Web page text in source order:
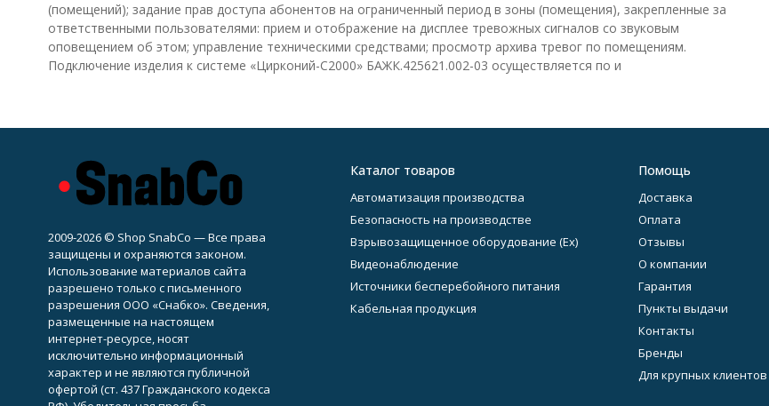
(помещений); задание прав доступа абонентов на ограниченный период в зоны (помещения), закрепленные за
ответственными пользователями: прием и отображение на дисплее тревожных сигналов со звуковым
оповещением об этом; управление техническими средствами; просмотр архива тревог по помещениям.
Подключение изделия к системе «Цирконий-С2000» БАЖК.425621.002-03 осуществляется по и
2009-2026 © Shop SnabCo — Все права
защищены и охраняются законом.
Использование материалов сайта
разрешено только с письменного
разрешения ООО «Снабко». Сведения,
размещенные на настоящем
интернет-ресурсе, носят
исключительно информационный
характер и не являются публичной
офертой (ст. 437 Гражданского кодекса
Каталог товаров
Автоматизация производства
Безопасность на производстве
Взрывозащищенное оборудование (Ex)
Видеонаблюдение
Источники бесперебойного питания
Кабельная продукция
Помощь
Доставка
Оплата
Отзывы
О компании
Гарантия
Пункты выдачи
Контакты
Бренды
Для крупных клиентов